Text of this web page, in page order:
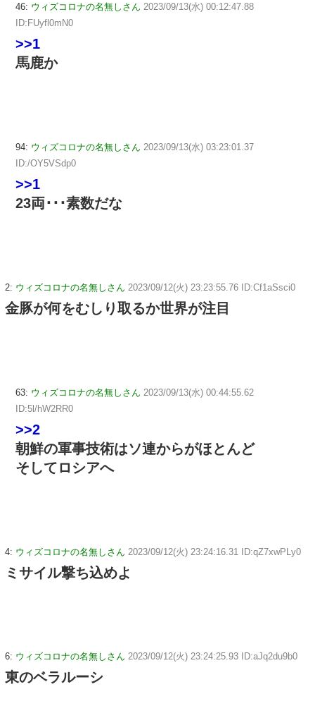
46: ウィズコロナの名無しさん 2023/09/13(水) 00:12:47.88
ID:FUyfl0mN0
>>1
馬鹿か
94: ウィズコロナの名無しさん 2023/09/13(水) 03:23:01.37
ID:/OY5VSdp0
>>1
23両･･･素数だな
2: ウィズコロナの名無しさん 2023/09/12(火) 23:23:55.76 ID:Cf1aSsci0
金豚が何をむしり取るか世界が注目
63: ウィズコロナの名無しさん 2023/09/13(水) 00:44:55.62
ID:5l/hW2RR0
>>2
朝鮮の軍事技術はソ連からがほとんど
そしてロシアへ
4: ウィズコロナの名無しさん 2023/09/12(火) 23:24:16.31 ID:qZ7xwPLy0
ミサイル撃ち込めよ
6: ウィズコロナの名無しさん 2023/09/12(火) 23:24:25.93 ID:aJq2du9b0
東のベラルーシ